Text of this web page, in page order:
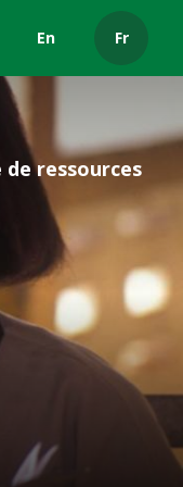
En Fr
de ressources